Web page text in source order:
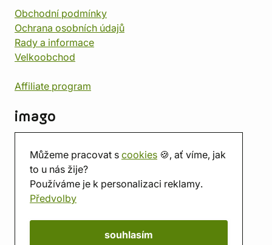
Můžeme pracovat s cookies 🍪, ať víme, jak
to u nás žije?
Používáme je k personalizaci reklamy.
Předvolby
souhlasím
Obchodní podmínky
Ochrana osobních údajů
Rady a informace
Velkoobchod
Affiliate program
imago
Prodejna
Herna
O nás
Hodnocení obchodu